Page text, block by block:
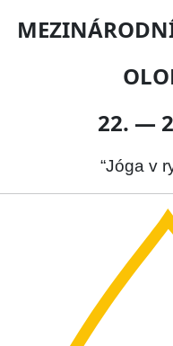
22. —
“Jóga v